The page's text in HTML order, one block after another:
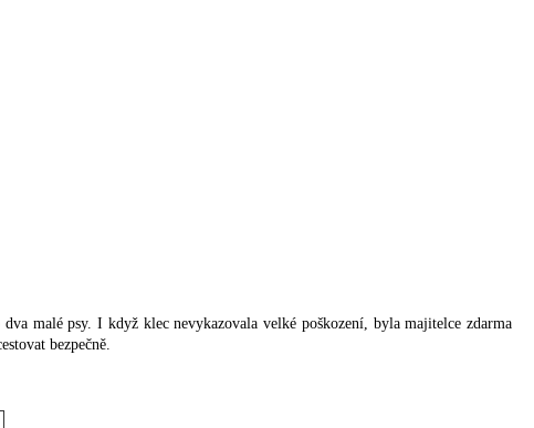
malé psy. I když klec nevykazovala velké poškození, byla majitelce zdarma
bezpečně.